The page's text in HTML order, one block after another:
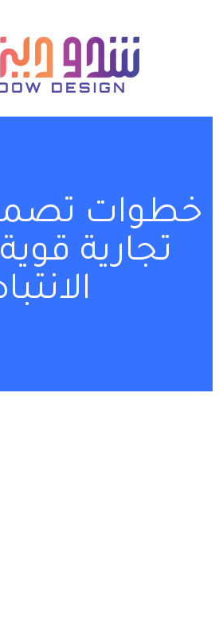
خطوات
تجارية